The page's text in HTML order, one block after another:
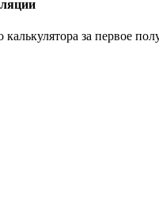
за первое